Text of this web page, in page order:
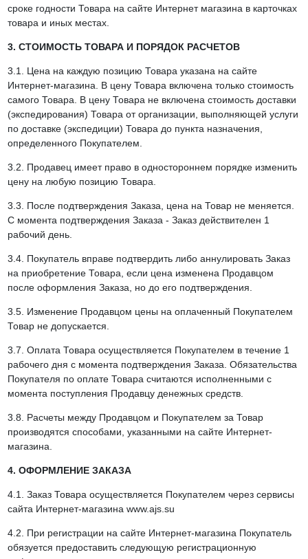
сроке годности Товара на сайте Интернет магазина в карточках
товара и иных местах.
3. СТОИМОСТЬ ТОВАРА И ПОРЯДОК РАСЧЕТОВ
3.1. Цена на каждую позицию Товара указана на сайте
Интернет-магазина. В цену Товара включена только стоимость
самого Товара. В цену Товара не включена стоимость доставки
(экспедирования) Товара от организации, выполняющей услуги
по доставке (экспедиции) Товара до пункта назначения,
определенного Покупателем.
3.2. Продавец имеет право в одностороннем порядке изменить
цену на любую позицию Товара.
3.3. После подтверждения Заказа, цена на Товар не меняется.
С момента подтверждения Заказа - Заказ действителен 1
рабочий день.
3.4. Покупатель вправе подтвердить либо аннулировать Заказ
на приобретение Товара, если цена изменена Продавцом
после оформления Заказа, но до его подтверждения.
3.5. Изменение Продавцом цены на оплаченный Покупателем
Товар не допускается.
3.7. Оплата Товара осуществляется Покупателем в течение 1
рабочего дня с момента подтверждения Заказа. Обязательства
Покупателя по оплате Товара считаются исполненными с
момента поступления Продавцу денежных средств.
3.8. Расчеты между Продавцом и Покупателем за Товар
производятся способами, указанными на сайте Интернет-
магазина.
4. ОФОРМЛЕНИЕ ЗАКАЗА
4.1. Заказ Товара осуществляется Покупателем через сервисы
сайта Интернет-магазина www.ajs.su
4.2. При регистрации на сайте Интернет-магазина Покупатель
обязуется предоставить следующую регистрационную